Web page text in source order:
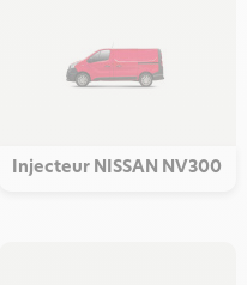
Injecteur NISSAN NV300